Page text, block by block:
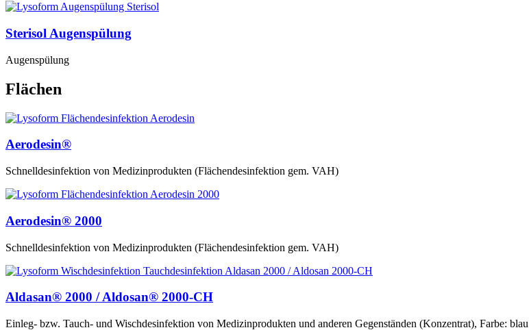
Sterisol Augenspülung
Augenspülung
Flächen
Aerodesin®
Schnelldesinfektion von Medizinprodukten (Flächendesinfektion gem. VAH)
Aerodesin® 2000
Schnelldesinfektion von Medizinprodukten (Flächendesinfektion gem. VAH)
Aldasan® 2000 / Aldosan® 2000-CH
Einleg- bzw. Tauch- und Wischdesinfektion von Medizinprodukten und anderen Gegenständen (Konzentrat), Farbe: blau